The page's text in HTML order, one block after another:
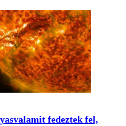
fedeztek fel,